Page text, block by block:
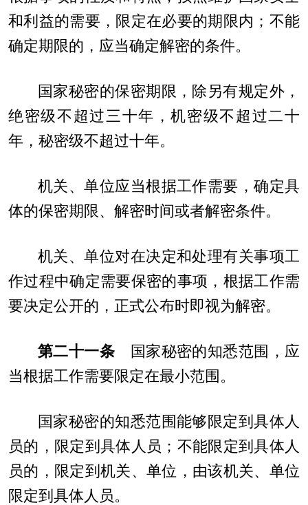
和利益的需要，限定在必要的期限内；不能
确定期限的，应当确定解密的条件。
国家秘密的保密期限，除另有规定外，
绝密级不超过三十年，机密级不超过二十
年，秘密级不超过十年。
机关、单位应当根据工作需要，确定具
体的保密期限、解密时间或者解密条件。
机关、单位对在决定和处理有关事项工
作过程中确定需要保密的事项，根据工作需
要决定公开的，正式公布时即视为解密。
第二十一条 国家秘密的知悉范围，应
当根据工作需要限定在最小范围。
国家秘密的知悉范围能够限定到具体人
员的，限定到具体人员；不能限定到具体人
员的，限定到机关、单位，由该机关、单位
限定到具体人员。